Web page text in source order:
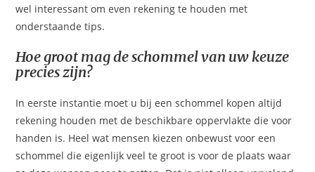
wel interessant om even rekening te houden met
onderstaande tips.
Hoe groot mag de schommel van uw keuze
precies zijn?
In eerste instantie moet u bij een schommel kopen altijd
rekening houden met de beschikbare oppervlakte die voor
handen is. Heel wat mensen kiezen onbewust voor een
schommel die eigenlijk veel te groot is voor de plaats waar